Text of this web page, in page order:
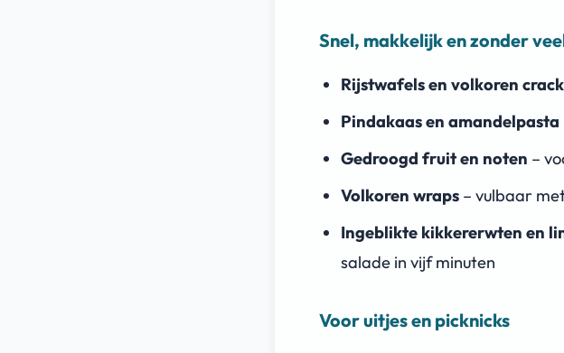
Snel, makkelijk en zonder
Rijstwafels en volkoren
Pindakaas en amandelpasta
Gedroogd fruit en noten –
Volkoren wraps – vulbaar
Ingeblikte kikkererwten en
salade in vijf minuten
Voor uitjes en picknicks